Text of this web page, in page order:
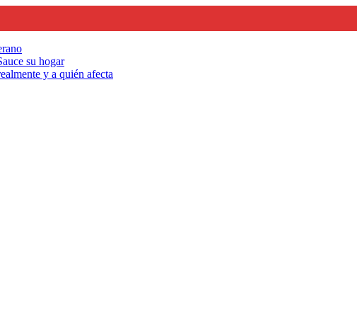
su hogar
y a quién afecta